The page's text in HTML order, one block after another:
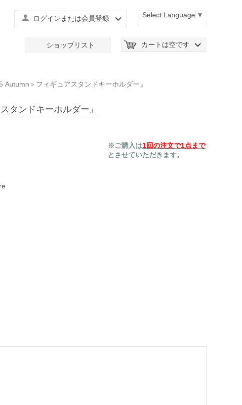
Select Language ▼
ログインまたは会員登録
カートは空です
ショップリスト
＞フィギュアスタンドキーホルダー』
タンドキーホルダー』
※ご購入は1回の注文で1点まで
とさせていただきます。